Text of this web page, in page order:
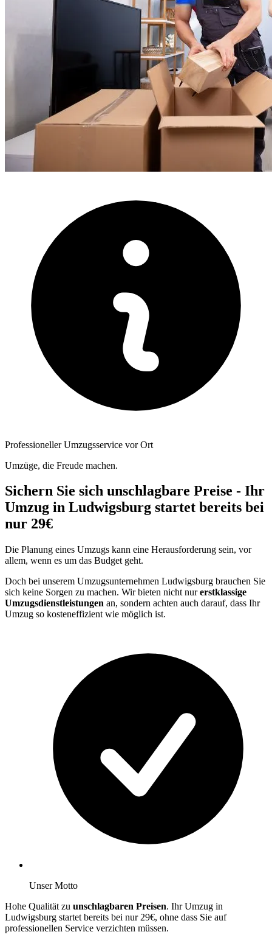
Professioneller Umzugsservice vor Ort
Umzüge, die Freude machen.
Sichern Sie sich unschlagbare Preise - Ihr
Umzug in Ludwigsburg startet bereits bei
nur 29€
Die Planung eines Umzugs kann eine Herausforderung sein, vor
allem, wenn es um das Budget geht.
Doch bei unserem Umzugsunternehmen Ludwigsburg brauchen Sie
sich keine Sorgen zu machen. Wir bieten nicht nurerstklassige
Umzugsdienstleistungen an, sondern achten auch darauf, dass Ihr
Umzug so kosteneffizient wie möglich ist.
Unser Motto
Hohe Qualität zu unschlagbaren Preisen. Ihr Umzug in
Ludwigsburg startet bereits bei nur 29€, ohne dass Sie auf
professionellen Service verzichten müssen.